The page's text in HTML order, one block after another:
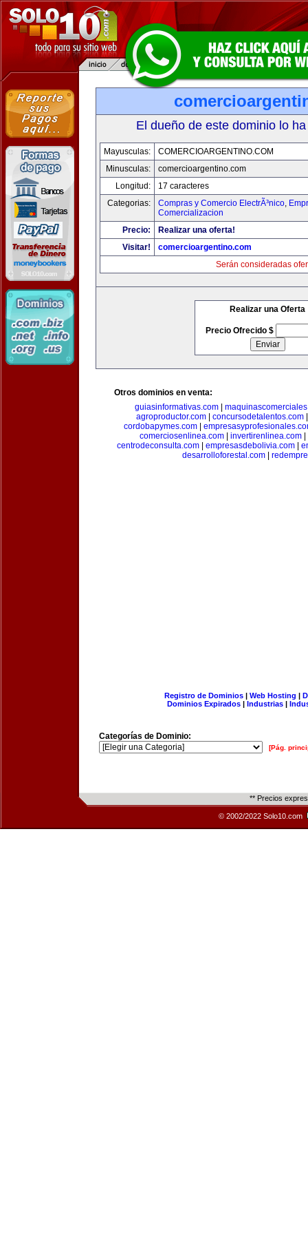
El dueño de este dominio lo
Mayusculas:
COMERCIOARGENTINO.COM
Minusculas:
comercioargentino.com
Longitud:
17 caracteres
Categorias:
Compras y Comercio ElectrÃ³nico,
Comercializacion
Precio:
Realizar una oferta!
Visitar!
comercioargentino.com
Serán consideradas
Realizar una Oferta
Precio Ofrecido $
Otros dominios en venta:
guiasinformativas.com
agroproductor.com
concursodetalentos.com
cordobapymes.com|
comerciosenlinea.com
invertirenlinea.com
centrodeconsulta.com
empresasdebolivia.com
desarrolloforestal.com
Registro de Dominios| Web Hosting |
Dominios Expirados | Industrias |
Categorías de Dominio:
[Pág.
** Precios
© 2002/2022 Solo10.com